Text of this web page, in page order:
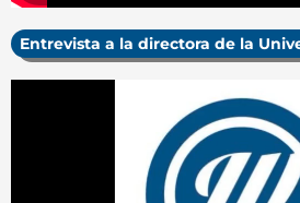
Entrevista a la directora de la